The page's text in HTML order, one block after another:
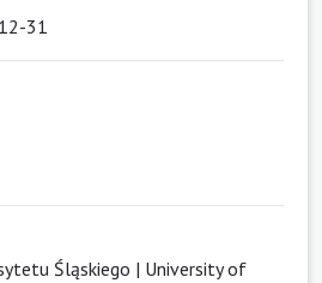
31
Śląskiego | University of